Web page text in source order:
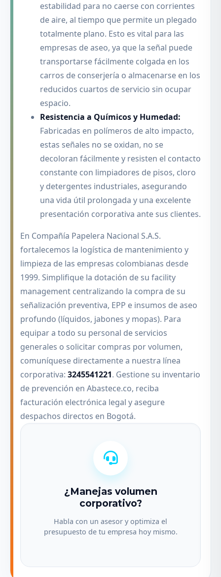
estabilidad para no caerse con corrientes
de aire, al tiempo que permite un plegado
totalmente plano. Esto es vital para las
empresas de aseo, ya que la señal puede
transportarse fácilmente colgada en los
carros de conserjería o almacenarse en los
reducidos cuartos de servicio sin ocupar
espacio.
Resistencia a Químicos y Humedad:
Fabricadas en polímeros de alto impacto,
estas señales no se oxidan, no se
decoloran fácilmente y resisten el contacto
constante con limpiadores de pisos, cloro
y detergentes industriales, asegurando
una vida útil prolongada y una excelente
presentación corporativa ante sus clientes.
En Compañía Papelera Nacional S.A.S.
fortalecemos la logística de mantenimiento y
limpieza de las empresas colombianas desde
1999. Simplifique la dotación de su facility
management centralizando la compra de su
señalización preventiva, EPP e insumos de aseo
profundo (líquidos, jabones y mopas). Para
equipar a todo su personal de servicios
generales o solicitar compras por volumen,
comuníquese directamente a nuestra línea
corporativa: 3245541221. Gestione su inventario
de prevención en Abastece.co, reciba
facturación electrónica legal y asegure
despachos directos en Bogotá.
¿Manejas volumen
corporativo?
Habla con un asesor y optimiza el
presupuesto de tu empresa hoy mismo.